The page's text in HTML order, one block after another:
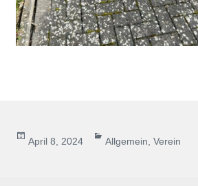
am
April 8, 2024 Allgemein,Verein